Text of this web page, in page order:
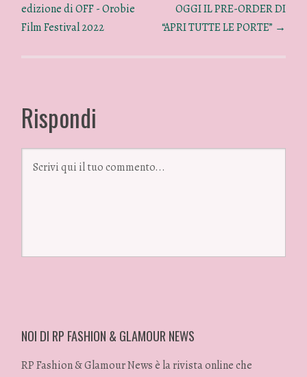
edizione di OFF - Orobie
Film Festival 2022
OGGI IL PRE-ORDER DI
“APRI TUTTE LE PORTE” →
Rispondi
NOI DI RP FASHION & GLAMOUR NEWS
RP Fashion & Glamour News è la rivista online che